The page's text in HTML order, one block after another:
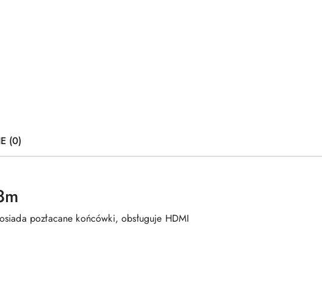
(0)
pozłacane końcówki, obsługuje HDMI